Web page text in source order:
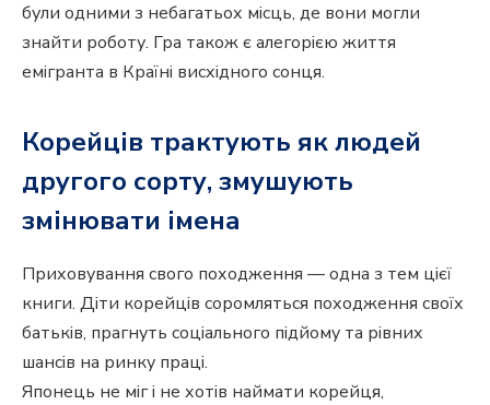
були одними з небагатьох місць, де вони могли
знайти роботу. Гра також є алегорією життя
емігранта в Країні висхідного сонця.
Корейців трактують як людей
другого сорту, змушують
змінювати імена
Приховування свого походження — одна з тем цієї
книги. Діти корейців соромляться походження своїх
батьків, прагнуть соціального підйому та рівних
шансів на ринку праці.
Японець не міг і не хотів наймати корейця,